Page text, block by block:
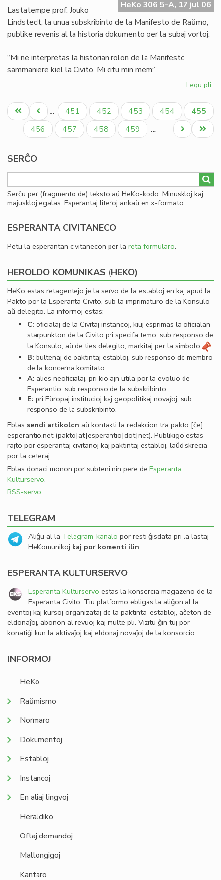
HeKo 306 5-A, 17 jul 06
Lastatempe prof. Jouko
Lindstedt, la unua subskribinto de la Manifesto de Raŭmo,
publike revenis al la historia dokumento per la subaj vortoj:
“Mi ne interpretas la historian rolon de la Manifesto
sammaniere kiel la Civito. Mi citu min mem:”
Legu pli
en
la
Pagination
Unua
paĝo
Antaŭa
paĝo
… Paĝo
451 Paĝo
452 Paĝo
453 Paĝo
454
Aktuala
paĝo
455
Paĝo
456 Paĝo
457 Paĝo
458 Paĝo
459 …
Last
page
Next
page
SERĈO
Serĉu per (fragmento de) teksto aŭ HeKo-kodo. Minuskloj kaj
majuskloj egalas. Esperantaj literoj ankaŭ en x-formato.
ESPERANTA CIVITANECO
Petu la esperantan civitanecon per la reta formularo.
HEROLDO KOMUNIKAS (HEKO)
HeKo estas retagentejo je la servo de la establoj en kaj apud la
Pakto por la Esperanta Civito, sub la imprimaturo de la Konsulo
aŭ delegito. La informoj estas:
C: oﬁcialaj de la Civitaj instancoj, kiuj esprimas la oﬁcialan
starpunkton de la Civito pri specifa temo, sub responso de
la Konsulo, aŭ de ties delegito, markitaj per la simbolo
.
B: bultenaj de paktintaj establoj, sub responso de membro
de la koncerna komitato.
A: alies neoﬁcialaj, pri kio ajn utila por la evoluo de
Esperantio, sub responso de la subskribinto.
E: pri Eŭropaj institucioj kaj geopolitikaj novaĵoj, sub
responso de la subskribinto.
Eblas sendi artikolon aŭ kontakti la redakcion tra pakto [ĉe]
esperantio.net(pakto[at]esperantio[dot]net). Publikigo estas
rajto por esperantaj civitanoj kaj paktintaj establoj, laŭdiskrecia
por la ceteraj.
Eblas donaci monon por subteni nin pere de Esperanta
Kulturservo.
RSS-servo
TELEGRAM
Aliĝu al la Telegram-kanalo por resti ĝisdata pri la lastaj
HeKomunikoj kaj por komenti ilin.
ESPERANTA KULTURSERVO
Esperanta Kulturservo estas la konsorcia magazeno de la
Esperanta Civito. Tiu platformo ebligas la aliĝon al la
eventoj kaj kursoj organizataj de la paktintaj establoj, aĉeton de
eldonaĵoj, abonon al revuoj kaj multe pli. Vizitu ĝin tuj por
konatiĝi kun la aktivaĵoj kaj eldonaj novaĵoj de la konsorcio.
INFORMOJ
HeKo
Raŭmismo
Normaro
Dokumentoj
Establoj
Instancoj
En aliaj lingvoj
Heraldiko
Oftaj demandoj
Mallongigoj
Kantaro